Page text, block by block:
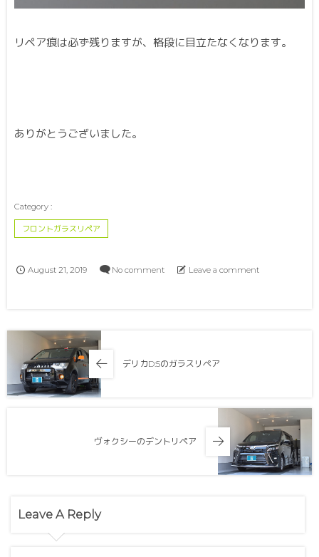
リペア痕は必ず残りますが、格段に目立たなくなります。
ありがとうございました。
フロントガラスリペア
August 21,2019 No comment Leave a comment
デリカD:5のガラスリペア
ヴォクシーのデントリペア
Leave A Reply